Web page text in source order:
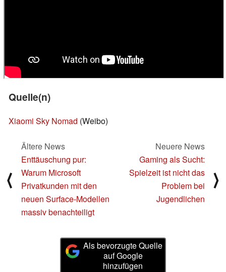
Quelle(n)
Xiaomi Sky Nomad (Weibo)
⟨
Ältere News
Enttäuschung pur:
Warum Microsoft
Privatkunden mit den
neuen Surface-Modellen
massiv benachteiligt
Neuere News
Gaming als Sucht:
Spielzeit ist nicht das
Problem bei
Jugendlichen
⟩
Als bevorzugte Quelle
auf Google
hinzufügen